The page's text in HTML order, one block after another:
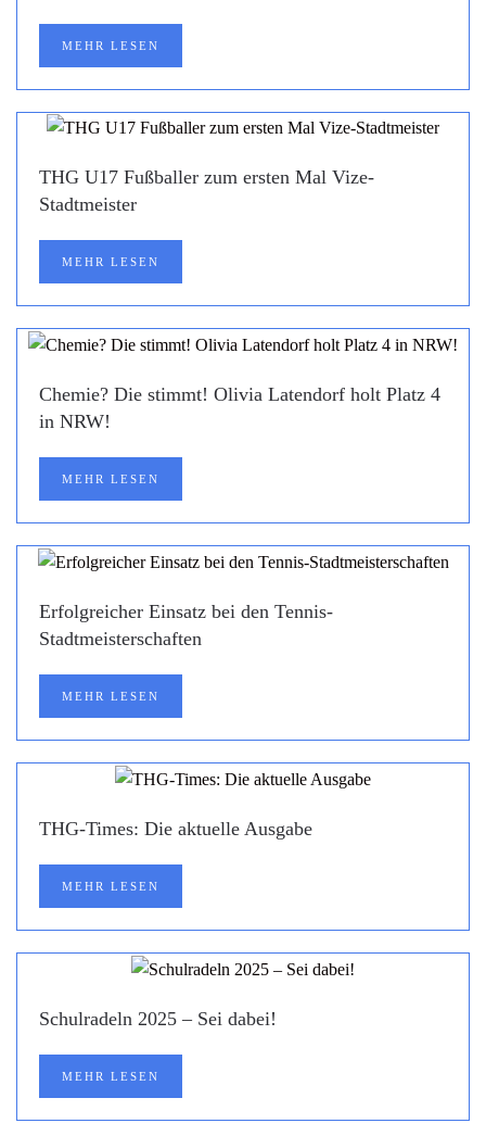
MEHR LESEN
THG U17 Fußballer zum ersten Mal Vize-
Stadtmeister
MEHR LESEN
Chemie? Die stimmt! Olivia Latendorf holt Platz 4
in NRW!
MEHR LESEN
Erfolgreicher Einsatz bei den Tennis-
Stadtmeisterschaften
MEHR LESEN
THG-Times: Die aktuelle Ausgabe
MEHR LESEN
Schulradeln 2025 – Sei dabei!
MEHR LESEN